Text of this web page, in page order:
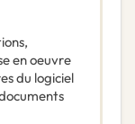
en oeuvre
du logiciel